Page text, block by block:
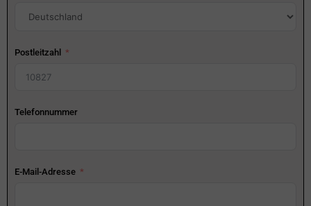
Postleitzahl
Telefonnummer
E-Mail-Adresse